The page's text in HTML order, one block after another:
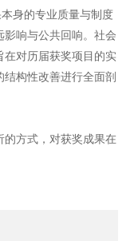
身的专业质量与制度
响与公共回响。社会
对历届获奖项目的实
构性改善进行全面剖
方式，对获奖成果在